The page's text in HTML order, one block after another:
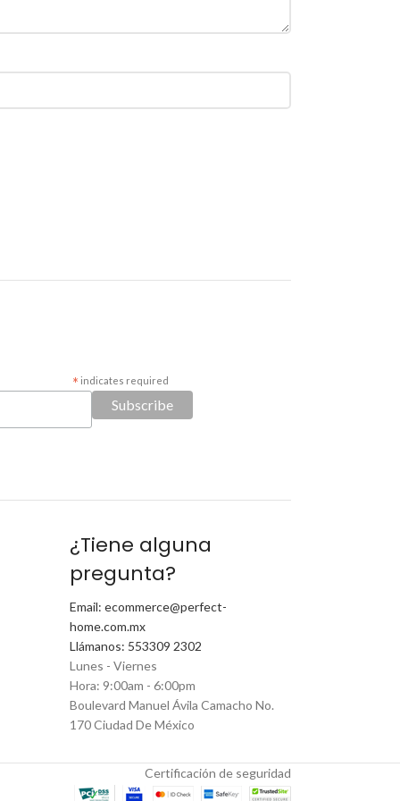
* indicates required
¿Tiene alguna
pregunta?
Email: ecommerce@perfect-
home.com.mx
Llámanos: 553309 2302
Lunes - Viernes
Hora: 9:00am - 6:00pm
Boulevard Manuel Ávila Camacho No.
170 Ciudad De México
Certificación de seguridad